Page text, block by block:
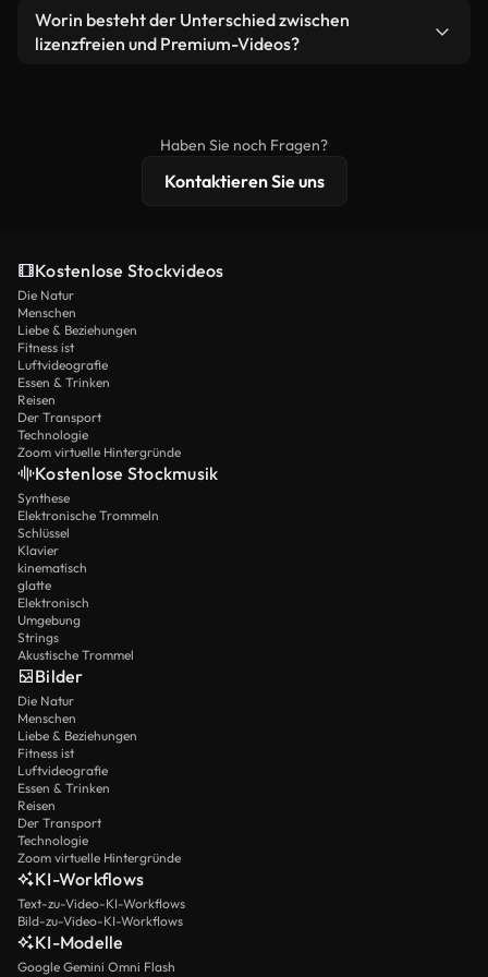
weiterverbreiten.
Videomaterial.
Ja. Sie dürfen unsere Videos gerne kürzen,
bearbeiten oder neu zusammenstellen. Achten Sie
Worin besteht der Unterschied zwischen
lizenzfreien und Premium-Videos?
erweiterten Lizenzschutz bieten.
Haben Sie noch Fragen?
Kontaktieren Sie uns
Kostenlose Stockvideos
Die Natur
Menschen
Liebe & Beziehungen
Fitness ist
Luftvideografie
Essen & Trinken
Reisen
Der Transport
Technologie
Zoom virtuelle Hintergründe
Kostenlose Stockmusik
Synthese
Elektronische Trommeln
Schlüssel
Klavier
kinematisch
glatte
Elektronisch
Umgebung
Strings
Akustische Trommel
Bilder
Die Natur
Menschen
Liebe & Beziehungen
Fitness ist
Luftvideografie
Essen & Trinken
Reisen
Der Transport
Technologie
Zoom virtuelle Hintergründe
KI-Workflows
Text-zu-Video-KI-Workflows
Bild-zu-Video-KI-Workflows
KI-Modelle
Google Gemini Omni Flash